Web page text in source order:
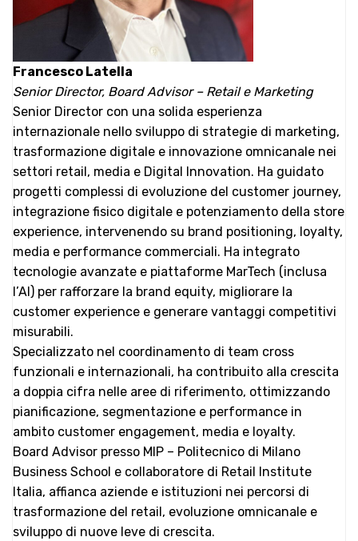
Francesco Latella
Senior Director, Board Advisor – Retail e Marketing
Senior Director con una solida esperienza
internazionale nello sviluppo di strategie di marketing,
trasformazione digitale e innovazione omnicanale nei
settori retail, media e Digital Innovation. Ha guidato
progetti complessi di evoluzione del customer journey,
integrazione fisico digitale e potenziamento della store
experience, intervenendo su brand positioning, loyalty,
media e performance commerciali. Ha integrato
tecnologie avanzate e piattaforme MarTech (inclusa
l’AI) per rafforzare la brand equity, migliorare la
customer experience e generare vantaggi competitivi
misurabili.
Specializzato nel coordinamento di team cross
funzionali e internazionali, ha contribuito alla crescita
a doppia cifra nelle aree di riferimento, ottimizzando
pianificazione, segmentazione e performance in
ambito customer engagement, media e loyalty.
Board Advisor presso MIP – Politecnico di Milano
Business School e collaboratore di Retail Institute
Italia, affianca aziende e istituzioni nei percorsi di
trasformazione del retail, evoluzione omnicanale e
sviluppo di nuove leve di crescita.